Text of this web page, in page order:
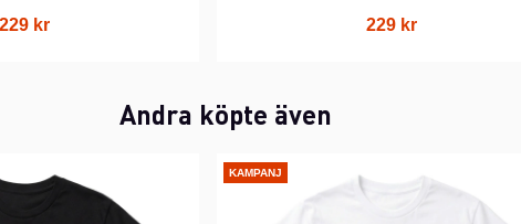
229 kr 229 kr
Andra köpte även
KAMPANJ